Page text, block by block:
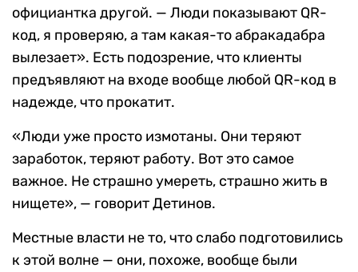
официантка другой. — Люди показывают QR-
код, я проверяю, а там какая-то абракадабра
вылезает». Есть подозрение, что клиенты
предъявляют на входе вообще любой QR-код в
надежде, что прокатит.
«Люди уже просто измотаны. Они теряют
заработок, теряют работу. Вот это самое
важное. Не страшно умереть, страшно жить в
нищете», — говорит Детинов.
Местные власти не то, что слабо подготовились
к этой волне — они, похоже, вообще были